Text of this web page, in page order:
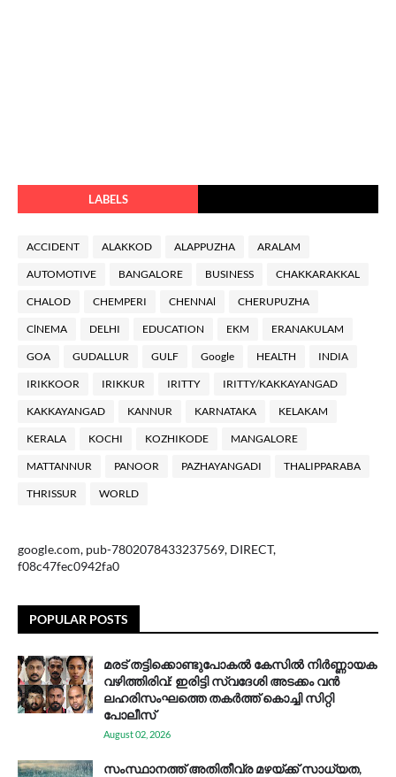
LABELS
ACCIDENT ALAKKOD ALAPPUZHA ARALAM
AUTOMOTIVE BANGALORE BUSINESS CHAKKARAKKAL
CHALOD CHEMPERI CHENNAl CHERUPUZHA
ClNEMA DELHI EDUCATION EKM ERANAKULAM
GOA GUDALLUR GULF Google HEALTH INDIA
IRIKKOOR IRIKKUR IRITTY IRITTY/KAKKAYANGAD
KAKKAYANGAD KANNUR KARNATAKA KELAKAM
KERALA KOCHI KOZHIKODE MANGALORE
MATTANNUR PANOOR PAZHAYANGADI THALIPPARABA
THRISSUR WORLD
google.com, pub-7802078433237569, DIRECT,
f08c47fec0942fa0
POPULAR POSTS
മരട് തട്ടിക്കൊണ്ടുപോകൽ കേസിൽ നിർണ്ണായക
വഴിത്തിരിവ്: ഇരിട്ടി സ്വദേശി അടക്കം വൻ
ലഹരിസംഘത്തെ തകർത്ത് കൊച്ചി സിറ്റി
പോലീസ്
August 02, 2026
സം​സ്ഥാ​ന​ത്ത് അ​തി​തീ​വ്ര മ​ഴ​യ്ക്ക് സാ​ധ്യ​ത,